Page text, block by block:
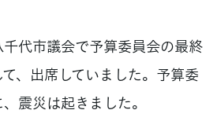
代市議会で予算委員会の最終
、出席していました。予算委
震災は起きました。